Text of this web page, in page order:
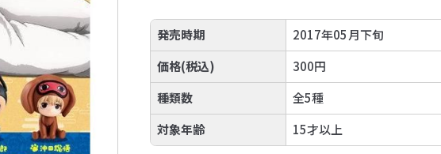
発売時期
2017年05月下旬
価格(税込)
300円
種類数
全5種
対象年齢
15才以上